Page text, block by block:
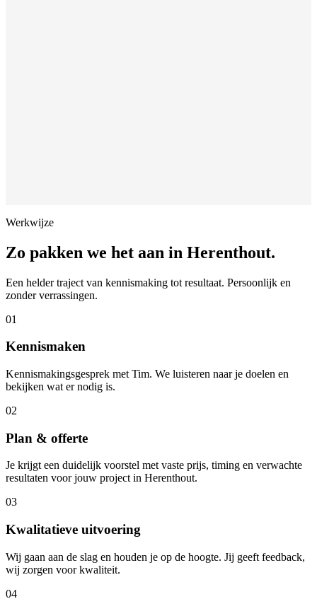
Werkwijze
Zo pakken we het aan in Herenthout.
Een helder traject van kennismaking tot resultaat. Persoonlijk en
zonder verrassingen.
01
Kennismaken
Kennismakingsgesprek met Tim. We luisteren naar je doelen en
bekijken wat er nodig is.
02
Plan & offerte
Je krijgt een duidelijk voorstel met vaste prijs, timing en verwachte
resultaten voor jouw project in Herenthout.
03
Kwalitatieve uitvoering
Wij gaan aan de slag en houden je op de hoogte. Jij geeft feedback,
wij zorgen voor kwaliteit.
04